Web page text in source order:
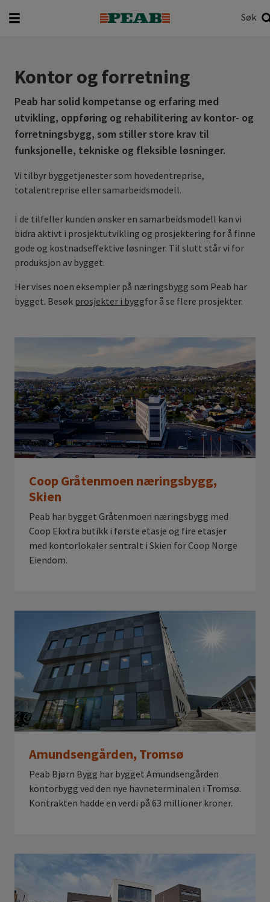
Søk
Kontor og forretning
Peab har solid kompetanse og erfaring med
utvikling, oppføring og rehabilitering av kontor- og
forretningsbygg, som stiller store krav til
funksjonelle, tekniske og fleksible løsninger.
Vi tilbyr byggetjenester som hovedentreprise,
totalentreprise eller samarbeidsmodell.
I de tilfeller kunden ønsker en samarbeidsmodell kan vi
bidra aktivt i prosjektutvikling og prosjektering for å finne
gode og kostnadseffektive løsninger. Til slutt står vi for
produksjon av bygget.
Her vises noen eksempler på næringsbygg som Peab har
bygget. Besøk prosjekter i byggfor å se flere prosjekter.
Coop Gråtenmoen næringsbygg,
Skien
Peab har bygget Gråtenmoen næringsbygg med
Coop Ekxtra butikk i første etasje og fire etasjer
med kontorlokaler sentralt i Skien for Coop Norge
Eiendom.
Amundsengården, Tromsø
Peab Bjørn Bygg har bygget Amundsengården
kontorbygg ved den nye havneterminalen i Tromsø.
Kontrakten hadde en verdi på 63 millioner kroner.